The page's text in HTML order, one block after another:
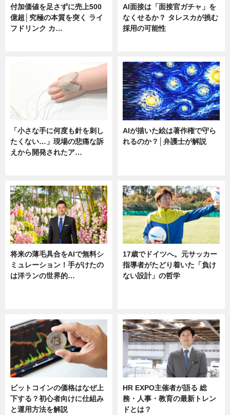
付加価値を足さずに売上500
億超│究極の本質を突く ライ
フドリンク カ…
AI面接は「面接官ガチャ」を
なくせるか？ タレスカが挑む
採用の可能性
「小さな手に何度も針を刺し
たくない…」現場の悲痛な訴
えから開発されたア…
AIが描いた絵は著作権で守ら
れるのか？│弁護士が解説
将来の薄毛具合をAIで無料シ
ミュレーション！手がけたの
は洋ランの世界的…
17歳でドイツへ。元サッカー
指導者がたどり着いた「負け
ない設計」の哲学
ビットコインの価格はなぜ上
下する？初心者向けに仕組み
と運用方法を解説
HR EXPO主催者が語る 総
務・人事・教育の最新トレン
ドとは？